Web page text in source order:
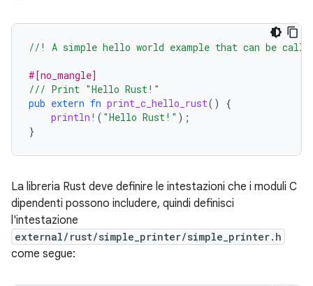
//! A simple hello world example that can be
#[no_mangle]
/// Print "Hello Rust!"
pub extern fn print_c_hello_rust()
{
println! ( "Hello Rust!" );
}
La libreria Rust deve definire le intestazioni che i moduli C
dipendenti possono includere, quindi definisci
l'intestazione
external/rust/simple_printer/simple_printer.h
come segue: